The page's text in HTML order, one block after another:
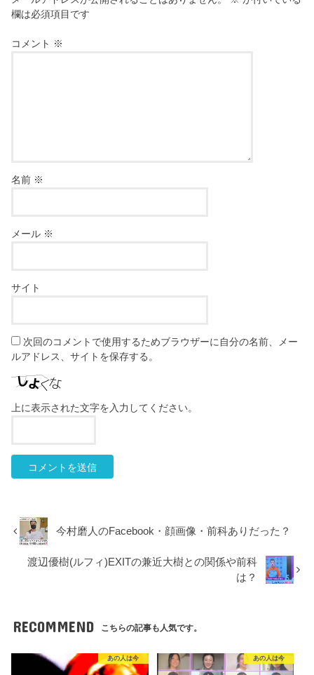
欄は必須項目です
コメント ※
名前 ※
メール ※
サイト
次回のコメントで使用するためブラウザーに自分の名前、メー
ルアドレス、サイトを保存する。
上に表示された文字を入力してください。
今村磨人のFacebook・顔画像・前科ありだった？
渡辺優樹(ルフィ)EXITの兼近大樹との関係や前科
は？
RECOMMEND こちらの記事も人気です。
あの人は今 あの人は今